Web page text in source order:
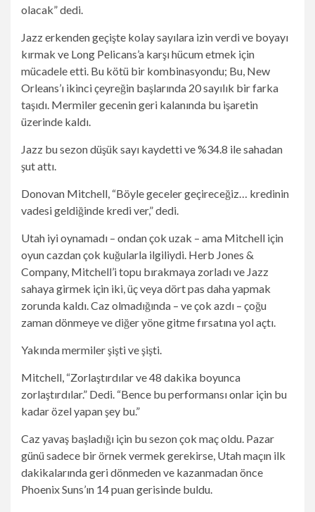
olacak” dedi.
Jazz erkenden geçişte kolay sayılara izin verdi ve boyayı
kırmak ve Long Pelicans’a karşı hücum etmek için
mücadele etti. Bu kötü bir kombinasyondu; Bu, New
Orleans’ı ikinci çeyreğin başlarında 20 sayılık bir farka
taşıdı. Mermiler gecenin geri kalanında bu işaretin
üzerinde kaldı.
Jazz bu sezon düşük sayı kaydetti ve %34.8 ile sahadan
şut attı.
Donovan Mitchell, “Böyle geceler geçireceğiz… kredinin
vadesi geldiğinde kredi ver,” dedi.
Utah iyi oynamadı – ondan çok uzak – ama Mitchell için
oyun cazdan çok kuğularla ilgiliydi. Herb Jones &
Company, Mitchell’i topu bırakmaya zorladı ve Jazz
sahaya girmek için iki, üç veya dört pas daha yapmak
zorunda kaldı. Caz olmadığında – ve çok azdı – çoğu
zaman dönmeye ve diğer yöne gitme fırsatına yol açtı.
Yakında mermiler şişti ve şişti.
Mitchell, “Zorlaştırdılar ve 48 dakika boyunca
zorlaştırdılar.” Dedi. “Bence bu performansı onlar için bu
kadar özel yapan şey bu.”
Caz yavaş başladığı için bu sezon çok maç oldu. Pazar
günü sadece bir örnek vermek gerekirse, Utah maçın ilk
dakikalarında geri dönmeden ve kazanmadan önce
Phoenix Suns’ın 14 puan gerisinde buldu.